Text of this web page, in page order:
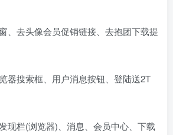
、去头像会员促销链接、去抱团下载提
器搜索框、用户消息按钮、登陆送2T
现栏(浏览器)、消息、会员中心、下载